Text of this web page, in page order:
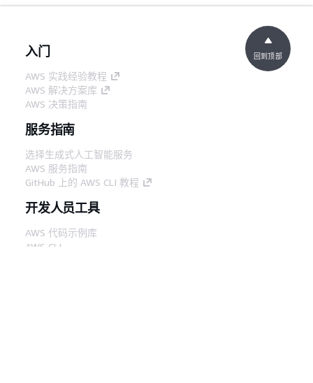
入门
AWS 实践经验教程
AWS 解决方案库
AWS 决策指南
服务指南
选择生成式人工智能服务
AWS 服务指南
GitHub 上的 AWS CLI 教程
开发人员工具
AWS 代码示例库
AWS CLI
回到顶部